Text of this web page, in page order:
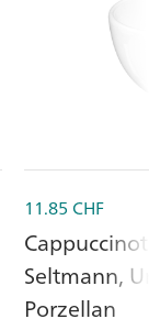
11.85 CHF
Seltmann,
Porzellan